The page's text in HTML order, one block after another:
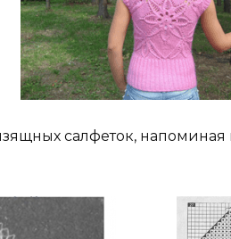
салфеток, напоминая